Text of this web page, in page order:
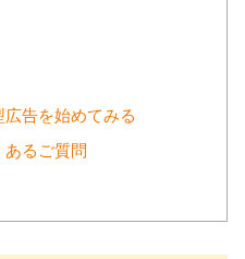
告を始めてみる
るご質問